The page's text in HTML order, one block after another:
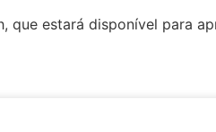
estará disponível para